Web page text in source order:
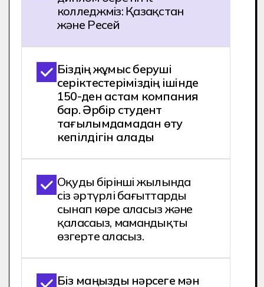
Сіз мамандықты 9 немесе 11
сыныптан кейін Хекслет it колледжіне
түсу арқылы игере аласыз
"Бағдарламалық жасақтама
жасаушы".
Мен істегім келеді!